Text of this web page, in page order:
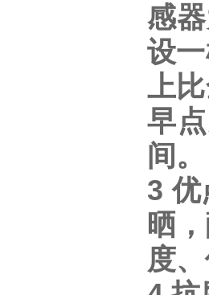
感
设
上
早
间。
3优
晒
度